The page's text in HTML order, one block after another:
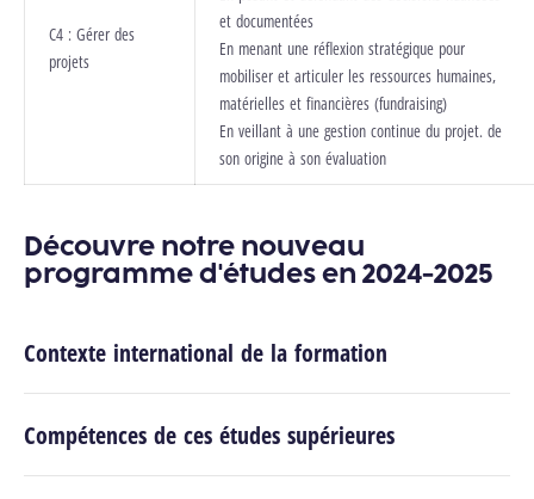
C4 : Gérer des
projets
et documentées
En menant une réflexion stratégique pour
mobiliser et articuler les ressources humaines,
matérielles et financières (fundraising)
En veillant à une gestion continue du projet. de
son origine à son évaluation
Découvre notre nouveau
programme d'études en 2024-2025
Nouveau programme d'études
Contexte international de la formation
Compétences de ces études supérieures